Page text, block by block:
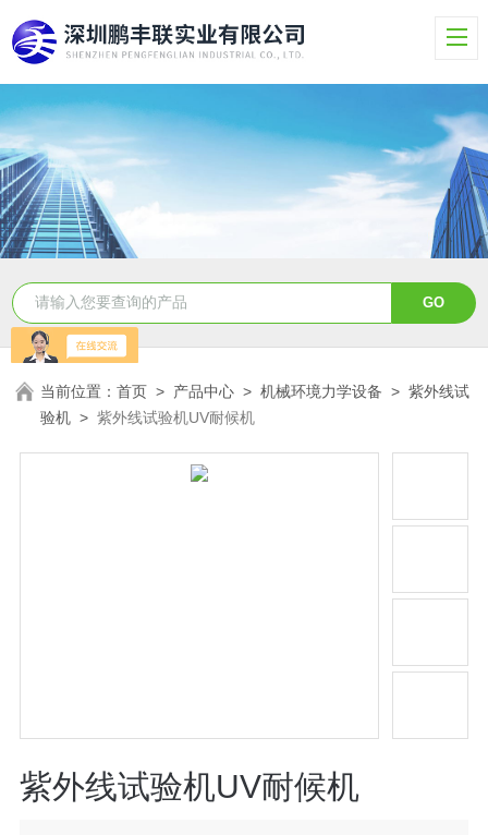
当前位置：首页 > 产品中心 >机械环境力学设备 >紫外线试
验机 >紫外线试验机UV耐候机
紫外线试验机UV耐候机